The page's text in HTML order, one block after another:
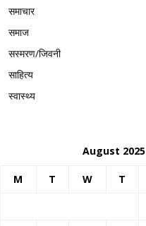
समाचार
समाज
सस्मरण/जिवनी
साहित्य
स्वास्थ्य
August 2025
M T W T